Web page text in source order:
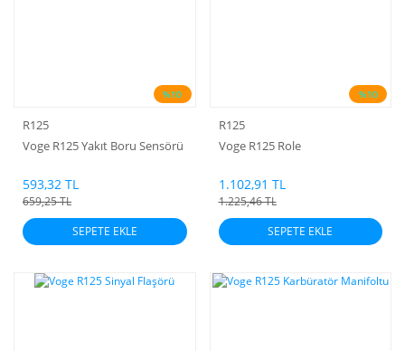
%10
R125
Voge R125 Yakıt Boru Sensörü
593,32 TL
659,25 TL
SEPETE EKLE
%10
R125
Voge R125 Role
1.102,91 TL
1.225,46 TL
SEPETE EKLE